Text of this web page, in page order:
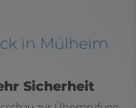
in Mülheim
Sicherheit